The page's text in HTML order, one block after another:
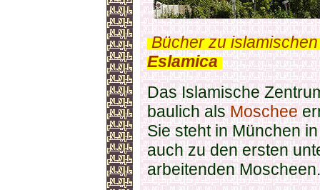
.Bücher zu
Eslamica.
Das Islamische
baulich alsMoschee
Sie steht in München
auch zu den ersten
arbeitenden Moscheen.